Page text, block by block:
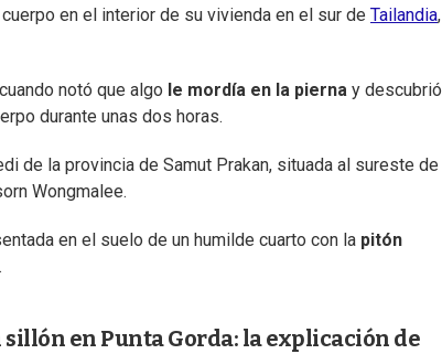
en el interior de su vivienda en el sur de Tailandia,
notó que algo le mordía en la pierna y descubrió
durante unas dos horas.
de la provincia de Samut Prakan, situada al sureste de
Wongmalee.
en el suelo de un humilde cuarto con la pitón
en Punta Gorda: la explicación de